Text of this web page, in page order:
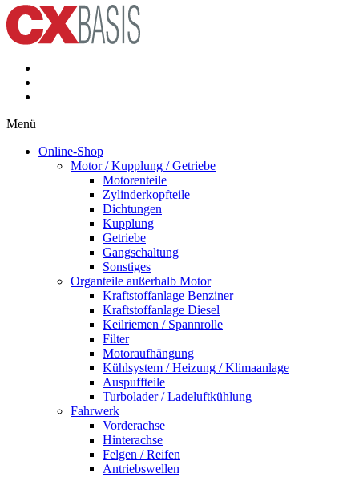
Menü
Online-Shop
Motor / Kupplung / Getriebe
Motorenteile
Zylinderkopfteile
Dichtungen
Kupplung
Getriebe
Gangschaltung
Sonstiges
Organteile außerhalb Motor
Kraftstoffanlage Benziner
Kraftstoffanlage Diesel
Keilriemen / Spannrolle
Filter
Motoraufhängung
Kühlsystem / Heizung / Klimaanlage
Auspuffteile
Turbolader / Ladeluftkühlung
Fahrwerk
Vorderachse
Hinterachse
Felgen / Reifen
Antriebswellen